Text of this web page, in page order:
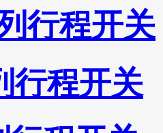
行程开关
行程开关